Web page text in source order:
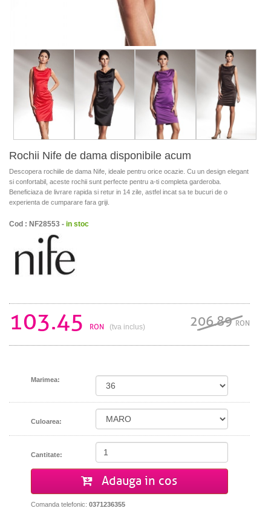
Rochii Nife de dama disponibile acum
Descopera rochiile de dama Nife, ideale pentru orice ocazie. Cu un design elegant
si confortabil, aceste rochii sunt perfecte pentru a-ti completa garderoba.
Beneficiaza de livrare rapida si retur in 14 zile, astfel incat sa te bucuri de o
experienta de cumparare fara griji.
Cod : NF28553 - in stoc
103.45 RON (tva inclus) 206.89RON
Marimea:
Culoarea:
Cantitate:
Adauga in cos
Comanda telefonic: 0371236355